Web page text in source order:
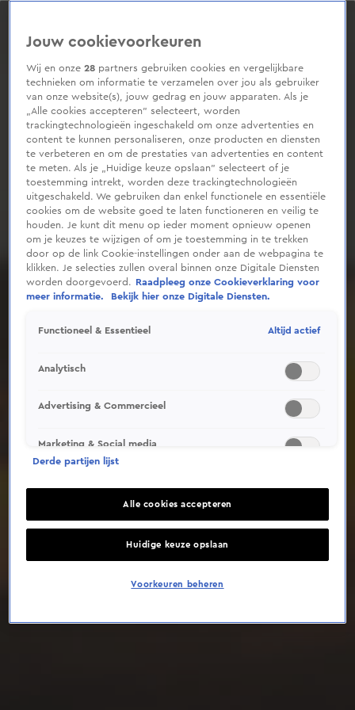
0
seconds
Deze video is niet beschikbaar op je huidige locatie
Jouw cookievoorkeuren
Wij en onze28 partners gebruiken cookies en vergelijkbare
technieken om informatie te verzamelen over jou als gebruiker
van onze website(s), jouw gedrag en jouw apparaten. Als je
„Alle cookies accepteren” selecteert, worden
trackingtechnologieën ingeschakeld om onze advertenties en
content te kunnen personaliseren, onze producten en diensten
te verbeteren en om de prestaties van advertenties en content
te meten. Als je „Huidige keuze opslaan” selecteert of je
toestemming intrekt, worden deze trackingtechnologieën
uitgeschakeld. We gebruiken dan enkel functionele en essentiële
cookies om de website goed te laten functioneren en veilig te
houden. Je kunt dit menu op ieder moment opnieuw openen
om je keuzes te wijzigen of om je toestemming in te trekken
door op de link Cookie-instellingen onder aan de webpagina te
klikken. Je selecties zullen overal binnen onze Digitale Diensten
worden doorgevoerd.
Raadpleeg onze Cookieverklaring voor
meer informatie.
Bekijk hier onze Digitale Diensten.
Functioneel & Essentieel Altijd actief
Analytisch
Advertising & Commercieel
Marketing & Social media
Derde partijen lijst
Alle cookies accepteren
Huidige keuze opslaan
Voorkeuren beheren